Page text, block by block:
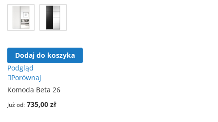
Dodaj do koszyka
Podgląd
Porównaj
Komoda Beta 26
Już od 735,00 zł